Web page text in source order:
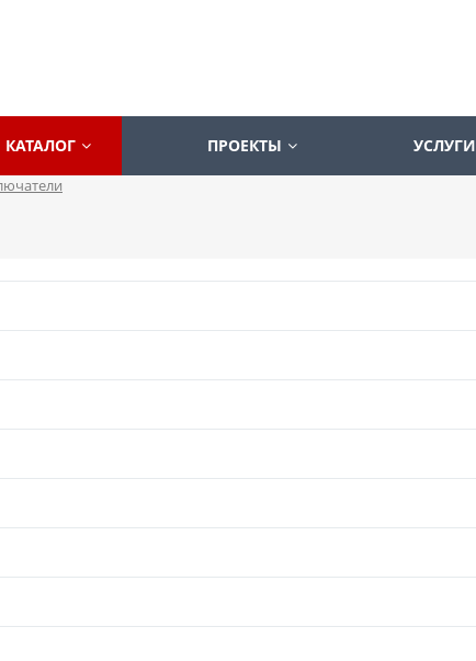
КАТАЛОГ ПРОЕКТЫ УСЛУГИ